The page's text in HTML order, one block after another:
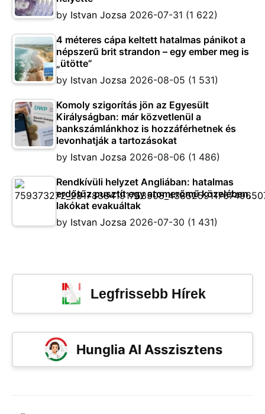
by Istvan Jozsa 2026-07-31 (1 622)
4 méteres cápa keltett hatalmas pánikot a
népszerű brit strandon – egy ember meg is
„ütötte”
by Istvan Jozsa 2026-08-05 (1 531)
Komoly szigorítás jön az Egyesült
Királyságban: már közvetlenül a
bankszámlánkhoz is hozzáférhetnek és
levonhatják a tartozásokat
by Istvan Jozsa 2026-08-06 (1 486)
Rendkívüli helyzet Angliában: hatalmas
erdőtűz pusztít egy atomerőmű közelében,
lakókat evakuáltak
by Istvan Jozsa 2026-07-30 (1 431)
Legfrissebb Hírek
Hunglia AI Asszisztens